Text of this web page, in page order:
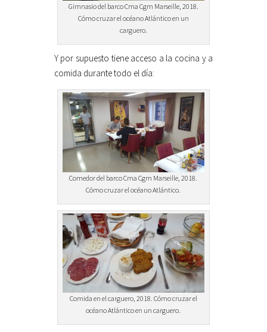
Gimnasio del barco Cma Cgm Marseille, 2018.
Cómo cruzar el océano Atlántico en un
carguero.
Y por supuesto tiene acceso a la cocina y a
comida durante todo el día:
Comedor del barco Cma Cgm Marseille, 2018.
Cómo cruzar el océano Atlántico.
Comida en el carguero, 2018. Cómo cruzar el
océano Atlántico en un carguero.